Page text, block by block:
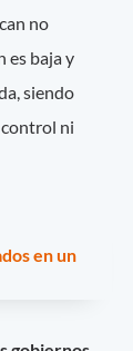
no
es baja y
siendo
control ni
en un